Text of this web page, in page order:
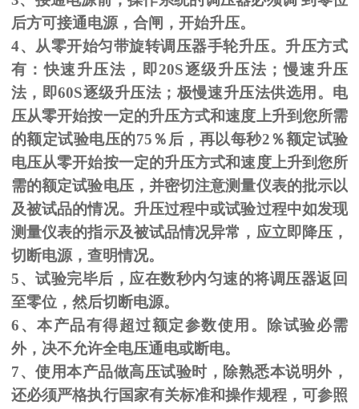
后方可接通电源，合闸，开始升压。
4、从零开始匀带旋转调压器手轮升压。升压方式
有：快速升压法，即20S逐级升压法；慢速升压
法，即60S逐级升压法；极慢速升压法供选用。电
压从零开始按一定的升压方式和速度上升到您所需
的额定试验电压的75％后，再以每秒2％额定试验
电压从零开始按一定的升压方式和速度上升到您所
需的额定试验电压，并密切注意测量仪表的批示以
及被试品的情况。升压过程中或试验过程中如发现
测量仪表的指示及被试品情况异常，应立即降压，
切断电源，查明情况。
5、试验完毕后，应在数秒内匀速的将调压器返回
至零位，然后切断电源。
6、本产品有得超过额定参数使用。除试验必需
外，决不允许全电压通电或断电。
7、使用本产品做高压试验时，除熟悉本说明外，
还必须严格执行国家有关标准和操作规程，可参照